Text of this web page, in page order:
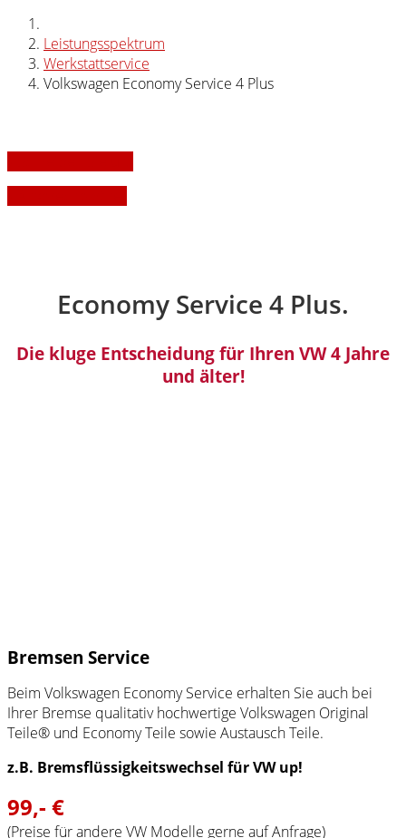
Leistungsspektrum
Werkstattservice
Volkswagen Economy Service 4 Plus
Economy Service 4 Plus.
Die kluge Entscheidung für Ihren VW 4 Jahre
und älter!
Bremsen Service
Beim Volkswagen EconomyService erhalten Sie auch bei
Ihrer Bremse qualitativ hochwertige Volkswagen Original
Teile® und EconomyTeile sowie AustauschTeile.
z.B. Bremsflüssigkeitswechsel für VW up!
99,- €
(Preise für andere VW Modelle gerne auf Anfrage)